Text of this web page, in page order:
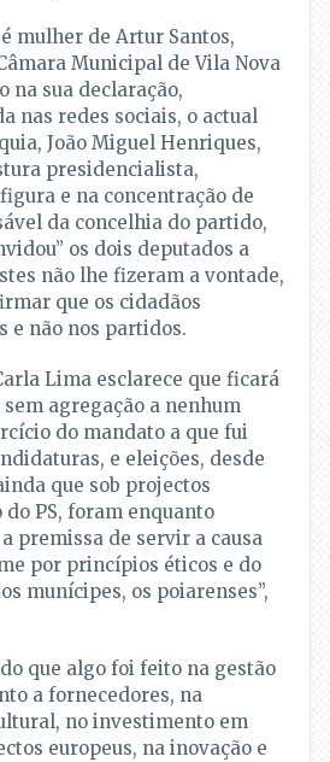
mulher de Artur Santos,
Municipal de Vila Nova
na sua declaração,
nas redes sociais, o actual
João Miguel Henriques,
presidencialista,
e na concentração de
da concelhia do partido,
os dois deputados a
não lhe fizeram a vontade,
que os cidadãos
e não nos partidos.
Lima esclarece que ficará
agregação a nenhum
do mandato a que fui
e eleições, desde
que sob projectos
PS, foram enquanto
premissa de servir a causa
por princípios éticos e do
munícipes, os poiarenses”,
que algo foi feito na gestão
a fornecedores, na
no investimento em
europeus, na inovação e